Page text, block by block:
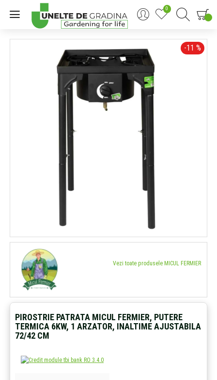
0
-11 %
Vezi toate produsele MICUL FERMIER
PIROSTRIE PATRATA MICUL FERMIER, PUTERE
TERMICA 6KW, 1 ARZATOR, INALTIME AJUSTABILA
72/42 CM